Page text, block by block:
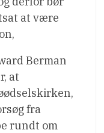
at være
Berman
at
fra
rundt om